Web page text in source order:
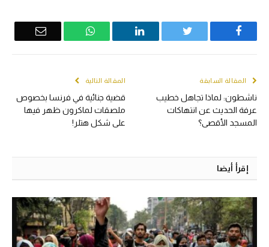
Twitter
LinkedIn
WhatsApp
Email
المقالة السابقة
ناشطون: لماذا تجاهل خطيب
عرفة الحديث عن انتهاكات
المسجد الأقصى؟
المقالة التالية
قضية جنائية في فرنسا بخصوص
ملصقات لماكرون ظهر فيها
على شكل هتلر!
إقرأ أيضا